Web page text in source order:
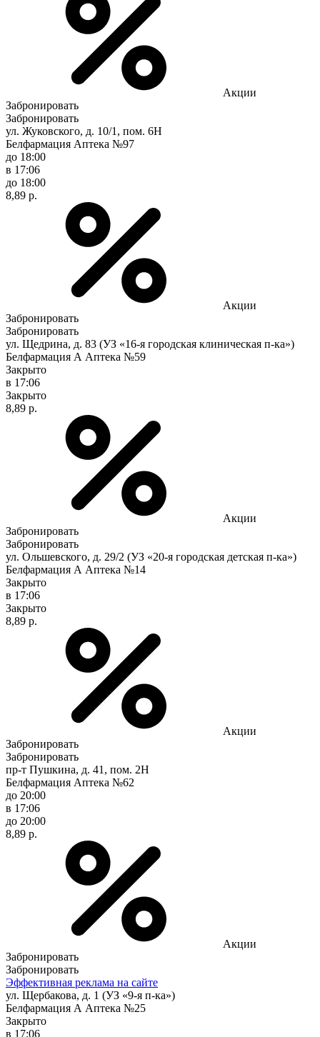
Акции
Забронировать
Забронировать
ул. Жуковского, д. 10/1, пом. 6Н
Белфармация Аптека №97
до 18:00
в 17:06
до 18:00
8,89 р.
Акции
Забронировать
Забронировать
ул. Щедрина, д. 83 (УЗ «16-я городская клиническая п-ка»)
Белфармация А Аптека №59
Закрыто
в 17:06
Закрыто
8,89 р.
Акции
Забронировать
Забронировать
ул. Ольшевского, д. 29/2 (УЗ «20-я городская детская п-ка»)
Белфармация А Аптека №14
Закрыто
в 17:06
Закрыто
8,89 р.
Акции
Забронировать
Забронировать
пр-т Пушкина, д. 41, пом. 2Н
Белфармация Аптека №62
до 20:00
в 17:06
до 20:00
8,89 р.
Акции
Забронировать
Забронировать
Эффективная реклама на сайте
ул. Щербакова, д. 1 (УЗ «9-я п-ка»)
Белфармация А Аптека №25
Закрыто
в 17:06